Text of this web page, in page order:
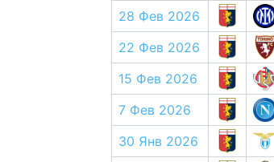
28 Фев 2026
22 Фев 2026
15 Фев 2026
7 Фев 2026
30 Янв 2026